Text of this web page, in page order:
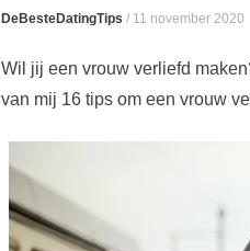
DeBesteDatingTips / 11 november 2020
Wil jij een vrouw verliefd
van mij 16 tips om een vrouw